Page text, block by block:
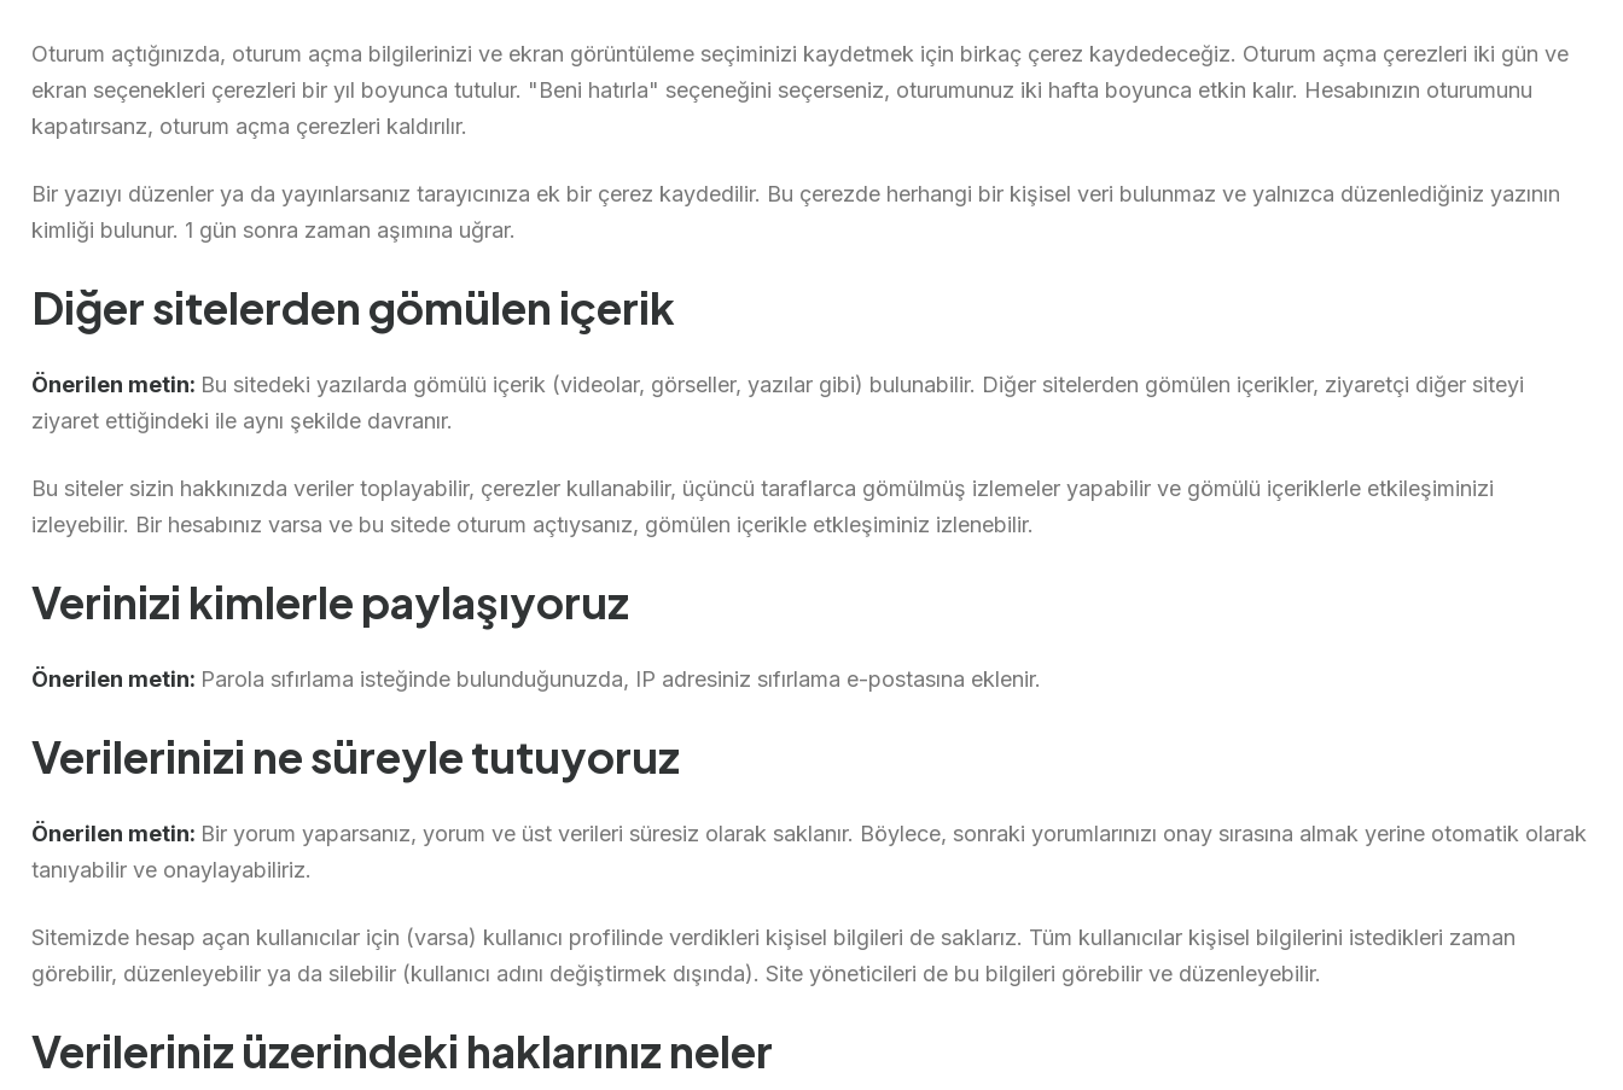
Oturum açtığınızda, oturum açma bilgilerinizi ve ekran görüntüleme seçiminizi kaydetmek için birkaç çerez kaydedeceğiz. Oturum açma çerezleri iki gün ve
ekran seçenekleri çerezleri bir yıl boyunca tutulur. "Beni hatırla" seçeneğini seçerseniz, oturumunuz iki hafta boyunca etkin kalır. Hesabınızın oturumunu
kapatırsanz, oturum açma çerezleri kaldırılır.
Bir yazıyı düzenler ya da yayınlarsanız tarayıcınıza ek bir çerez kaydedilir. Bu çerezde herhangi bir kişisel veri bulunmaz ve yalnızca düzenlediğiniz yazının
kimliği bulunur. 1 gün sonra zaman aşımına uğrar.
Diğer sitelerden gömülen içerik
Önerilen metin: Bu sitedeki yazılarda gömülü içerik (videolar, görseller, yazılar gibi) bulunabilir. Diğer sitelerden gömülen içerikler, ziyaretçi diğer siteyi
ziyaret ettiğindeki ile aynı şekilde davranır.
Bu siteler sizin hakkınızda veriler toplayabilir, çerezler kullanabilir, üçüncü taraflarca gömülmüş izlemeler yapabilir ve gömülü içeriklerle etkileşiminizi
izleyebilir. Bir hesabınız varsa ve bu sitede oturum açtıysanız, gömülen içerikle etkleşiminiz izlenebilir.
Verinizi kimlerle paylaşıyoruz
Önerilen metin: Parola sıfırlama isteğinde bulunduğunuzda, IP adresiniz sıfırlama e-postasına eklenir.
Verilerinizi ne süreyle tutuyoruz
Önerilen metin: Bir yorum yaparsanız, yorum ve üst verileri süresiz olarak saklanır. Böylece, sonraki yorumlarınızı onay sırasına almak yerine otomatik olarak
tanıyabilir ve onaylayabiliriz.
Sitemizde hesap açan kullanıcılar için (varsa) kullanıcı profilinde verdikleri kişisel bilgileri de saklarız. Tüm kullanıcılar kişisel bilgilerini istedikleri zaman
görebilir, düzenleyebilir ya da silebilir (kullanıcı adını değiştirmek dışında). Site yöneticileri de bu bilgileri görebilir ve düzenleyebilir.
Verileriniz üzerindeki haklarınız neler